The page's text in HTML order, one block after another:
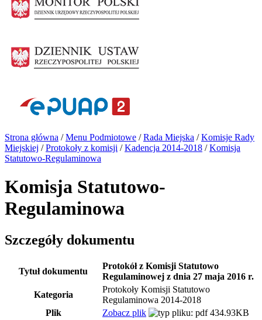
Strona główna /Menu Podmiotowe /Rada Miejska /Komisje Rady
Miejskiej /Protokoły z komisji /Kadencja 2014-2018 /Komisja
Statutowo-Regulaminowa
Komisja Statutowo-
Regulaminowa
Szczegóły dokumentu
Tytuł dokumentu
Protokół z Komisji Statutowo
Regulaminowej z dnia 27 maja 2016 r.
Kategoria
Protokoły Komisji Statutowo
Regulaminowa 2014-2018
Plik
Zobacz plik
434.93KB